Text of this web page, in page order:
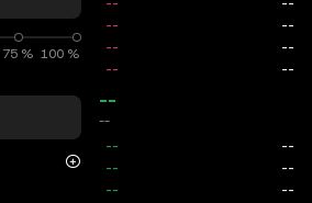
75 % 100 %
--
--